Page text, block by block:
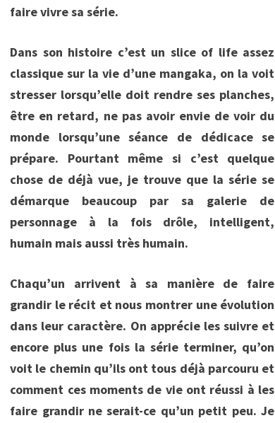
faire vivre sa série.
Dans son histoire c’est un slice of life assez
classique sur la vie d’une mangaka, on la voit
stresser lorsqu’elle doit rendre ses planches,
être en retard, ne pas avoir envie de voir du
monde lorsqu’une séance de dédicace se
prépare. Pourtant même si c’est quelque
chose de déjà vue, je trouve que la série se
démarque beaucoup par sa galerie de
personnage à la fois drôle, intelligent,
humain mais aussi très humain.
Chaqu’un arrivent à sa manière de faire
grandir le récit et nous montrer une évolution
dans leur caractère. On apprécie les suivre et
encore plus une fois la série terminer, qu’on
voit le chemin qu’ils ont tous déjà parcouru et
comment ces moments de vie ont réussi à les
faire grandir ne serait-ce qu’un petit peu. Je